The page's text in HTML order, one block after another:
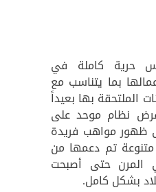
حرية كاملة في
بما يتناسب مع
الملتحقة بها بعيداً
نظام موحد على
ظهور مواهب فريدة
تم دعمها من
المرن حتى أصبحت
بشكل كامل.